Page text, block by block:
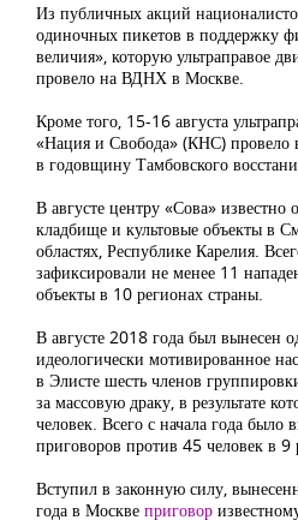
Из публичных акций
одиночных пикетов в поддержку
величия», которую ультраправое
провело на ВДНХ в Москве.
Кроме того, 15-16 августа
«Нация и Свобода» (КНС) провело
в годовщину Тамбовского
В августе центру «Сова» известно
кладбище и культовые объекты в
областях, Республике Карелия.
зафиксировали не менее 11
объекты в 10 регионах страны.
В августе 2018 года был вынесен
идеологически мотивированное
в Элисте шесть членов
за массовую драку, в результате
человек. Всего с начала года было
приговоров против 45 человек в 9
Вступил в законную силу,
года в Москве приговор